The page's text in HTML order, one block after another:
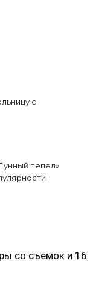
с
пепел»
со съемок и 16